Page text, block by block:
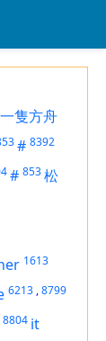
一隻方舟
# 8392
# 853松
1613
6213 ,8799
8804 it